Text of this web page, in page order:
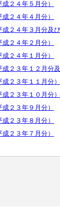
２４年５月分）
２４年４月分）
２４年３月分及
２４年２月分）
２４年１月分）
２３年１２月分
２３年１１月分）
２３年１０月分）
２３年９月分）
２３年８月分）
２３年７月分）